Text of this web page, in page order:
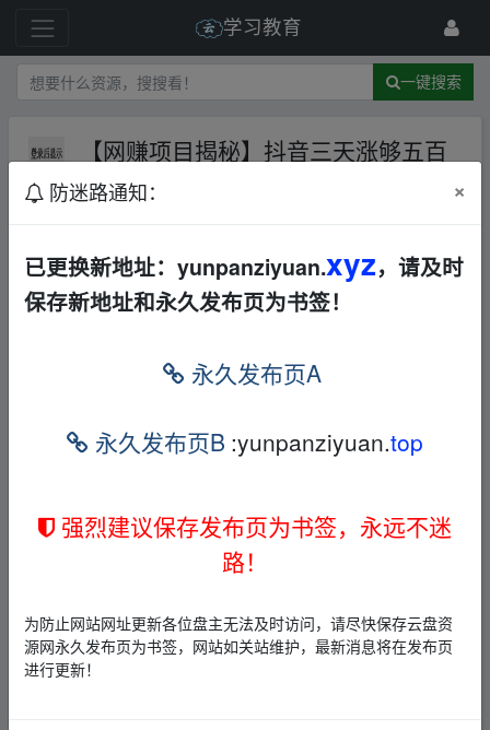
学习教育
一键搜索
【网赚项目揭秘】抖音三天涨够五百
有效粉，趁有方法，速度执行
网盘 音视频
【网赚项目揭秘】抖音三天涨够五百有效
_fr▂om w▪ww.y un pan﹏zi_yu‥an.xy‥z
_fr▂om w▪ww.y un pan﹏zi_yu‥an.xy‥z
免责声明
1，本站所有内容均为站内网盘爱好者分享发布的网盘链接
介绍展示帖子，
防迷路通知： ×
已更换新地址：yunpanziyuan.xyz，请及时
保存新地址和永久发布页为书签！
永久发布页A
永久发布页B :yunpanziyuan.top
强烈建议保存发布页为书签，永远不迷
路！
为防止网站网址更新各位盘主无法及时访问，请尽快保存云盘资
源网永久发布页为书签，网站如关站维护，最新消息将在发布页
进行更新！